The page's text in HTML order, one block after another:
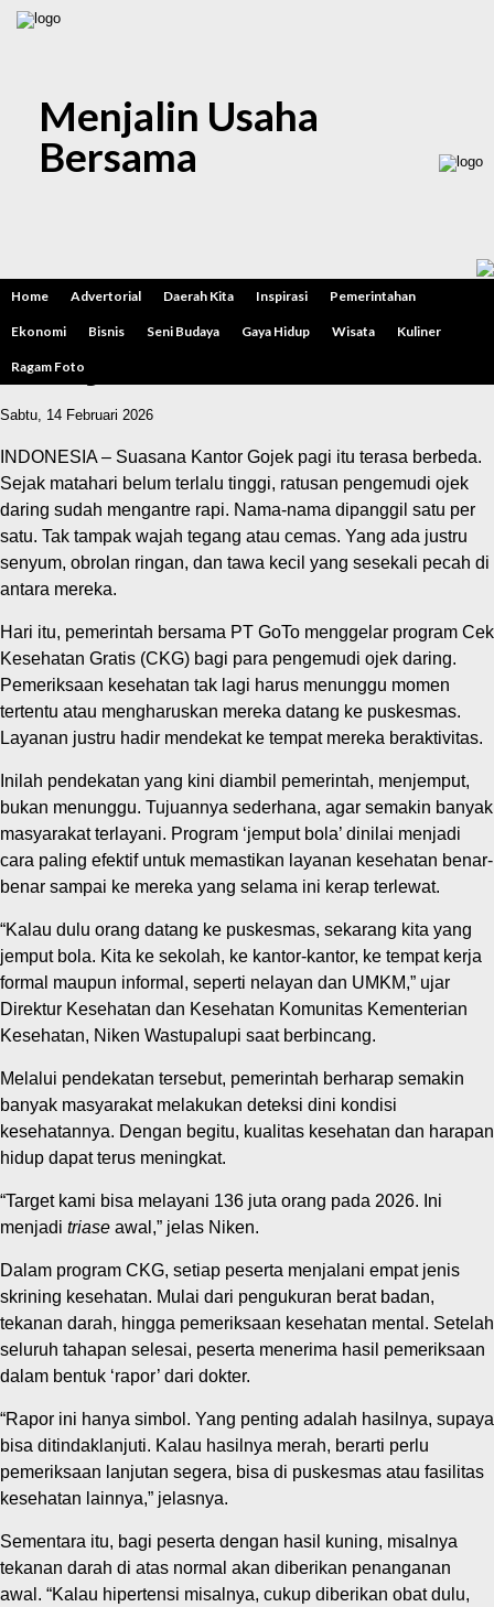
Menjalin Usaha
Bersama
Home Advertorial Daerah Kita Inspirasi Pemerintahan
Ekonomi Bisnis Seni Budaya Gaya Hidup Wisata Kuliner
Ragam Foto
Menjemput Kesehatan
Masyarakat
Sabtu, 14 Februari 2026
INDONESIA – Suasana Kantor Gojek pagi itu terasa berbeda.
Sejak matahari belum terlalu tinggi, ratusan pengemudi ojek
daring sudah mengantre rapi. Nama-nama dipanggil satu per
satu. Tak tampak wajah tegang atau cemas. Yang ada justru
senyum, obrolan ringan, dan tawa kecil yang sesekali pecah di
antara mereka.
Hari itu, pemerintah bersama PT GoTo menggelar program Cek
Kesehatan Gratis (CKG) bagi para pengemudi ojek daring.
Pemeriksaan kesehatan tak lagi harus menunggu momen
tertentu atau mengharuskan mereka datang ke puskesmas.
Layanan justru hadir mendekat ke tempat mereka beraktivitas.
Inilah pendekatan yang kini diambil pemerintah, menjemput,
bukan menunggu. Tujuannya sederhana, agar semakin banyak
masyarakat terlayani. Program ‘jemput bola’ dinilai menjadi
cara paling efektif untuk memastikan layanan kesehatan benar-
benar sampai ke mereka yang selama ini kerap terlewat.
“Kalau dulu orang datang ke puskesmas, sekarang kita yang
jemput bola. Kita ke sekolah, ke kantor-kantor, ke tempat kerja
formal maupun informal, seperti nelayan dan UMKM,” ujar
Direktur Kesehatan dan Kesehatan Komunitas Kementerian
Kesehatan, Niken Wastupalupi saat berbincang.
Melalui pendekatan tersebut, pemerintah berharap semakin
banyak masyarakat melakukan deteksi dini kondisi
kesehatannya. Dengan begitu, kualitas kesehatan dan harapan
hidup dapat terus meningkat.
“Target kami bisa melayani 136 juta orang pada 2026. Ini
menjadi triase awal,” jelas Niken.
Dalam program CKG, setiap peserta menjalani empat jenis
skrining kesehatan. Mulai dari pengukuran berat badan,
tekanan darah, hingga pemeriksaan kesehatan mental. Setelah
seluruh tahapan selesai, peserta menerima hasil pemeriksaan
dalam bentuk ‘rapor’ dari dokter.
“Rapor ini hanya simbol. Yang penting adalah hasilnya, supaya
bisa ditindaklanjuti. Kalau hasilnya merah, berarti perlu
pemeriksaan lanjutan segera, bisa di puskesmas atau fasilitas
kesehatan lainnya,” jelasnya.
Sementara itu, bagi peserta dengan hasil kuning, misalnya
tekanan darah di atas normal akan diberikan penanganan
awal. “Kalau hipertensi misalnya, cukup diberikan obat dulu,